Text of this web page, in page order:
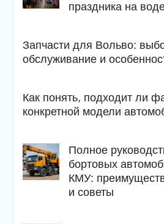
праздника на
Запчасти для Вольво:
обслуживание и
Как понять, подходит ли
конкретной модели
Полное
бортовых
КМУ:
и советы